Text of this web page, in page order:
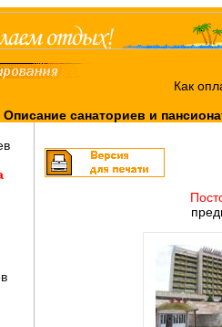
Как
Описание санаториев и